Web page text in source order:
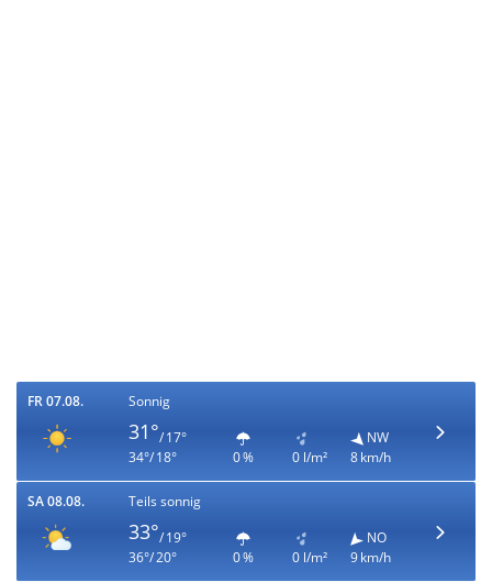
FR 07.08. Sonnig
31°/ 17°
34°/ 18°
0 % 0 l/m²
NW
8 km/h
SA 08.08. Teils sonnig
33°/ 19°
36°/ 20°
0 % 0 l/m²
NO
9 km/h